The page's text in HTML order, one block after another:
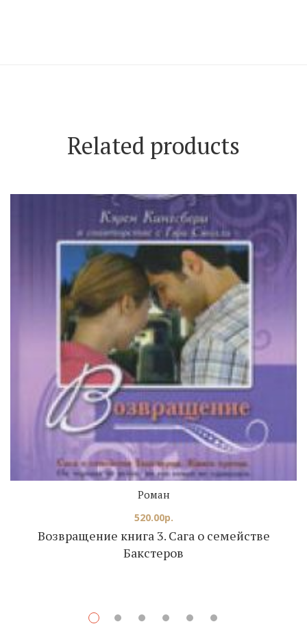
Related products
Возвращение книга 3. Сага о семействе
Бакстеров
Роман
520.00р.